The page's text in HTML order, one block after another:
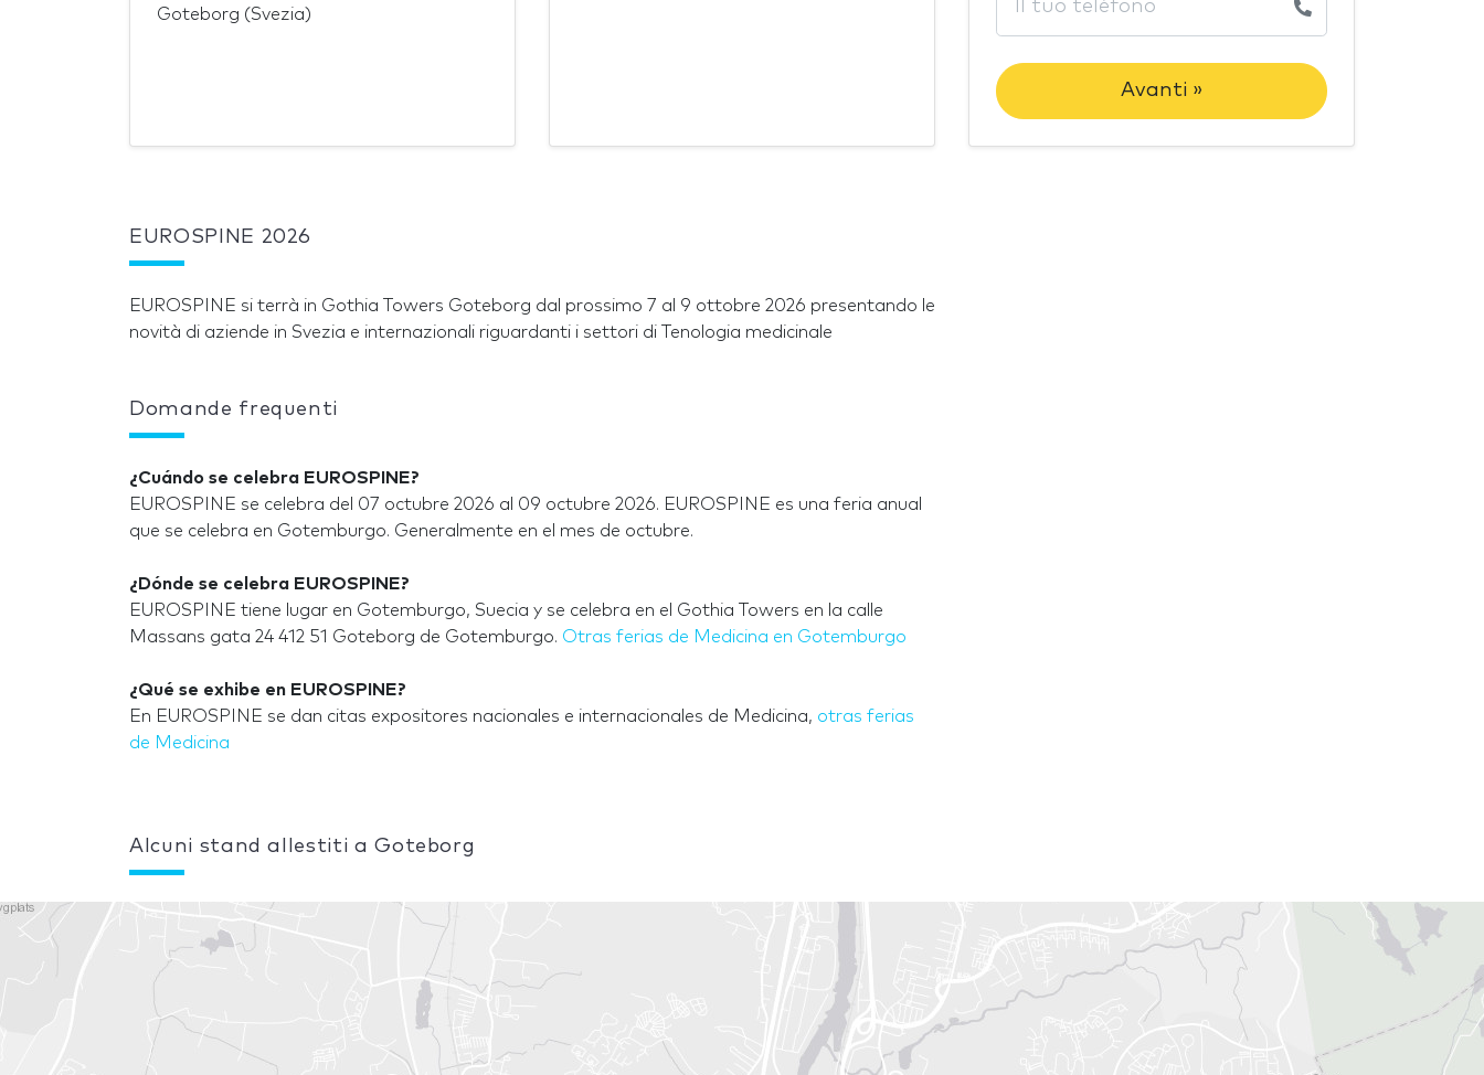
Goteborg (Svezia)
Avanti »
EUROSPINE 2026
EUROSPINE si terrà in Gothia Towers Goteborg dal prossimo 7 al 9 ottobre 2026 presentando le
novità di aziende in Svezia e internazionali riguardanti i settori di Tenologia medicinale
Domande frequenti
¿Cuándo se celebra EUROSPINE?
EUROSPINE se celebra del 07 octubre 2026 al 09 octubre 2026. EUROSPINE es una feria anual
que se celebra en Gotemburgo. Generalmente en el mes de octubre.
¿Dónde se celebra EUROSPINE?
EUROSPINE tiene lugar en Gotemburgo, Suecia y se celebra en el Gothia Towers en la calle
Massans gata 24 412 51 Goteborg de Gotemburgo. Otras ferias de Medicina en Gotemburgo
¿Qué se exhibe en EUROSPINE?
En EUROSPINE se dan citas expositores nacionales e internacionales de Medicina, otras ferias
de Medicina
Alcuni stand allestiti a Goteborg